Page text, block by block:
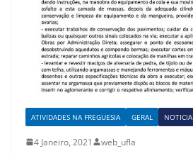
ATIVIDADES NA FREGUESIA GERAL NOTICIA
4 Janeiro, 2021 web_ufla